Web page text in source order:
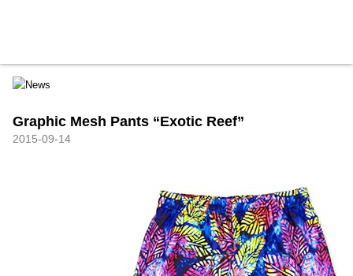
Graphic Mesh Pants “Exotic Reef”
2015-09-14